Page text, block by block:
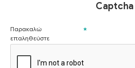
Captcha
Παρακαλώ
επαληθεύστε